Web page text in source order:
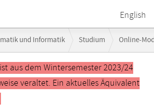
English
und Informatik Studium Online-
Schwerpunkt: Accounting and Finance
aus dem Wintersemester 2023/24
veraltet. Ein aktuelles Äquivalent